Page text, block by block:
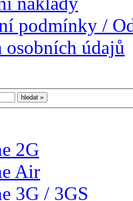
podmínky /
osobních údajů
2G
Air
3G / 3GS